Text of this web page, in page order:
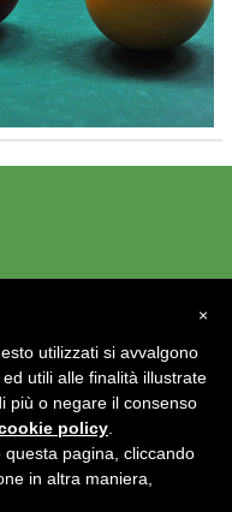
anche in estate
prima riunione a
×
utilizzati si avvalgono
utili alle finalità illustrate
più o negare il consenso
policy
pagina, cliccando
in altra maniera,